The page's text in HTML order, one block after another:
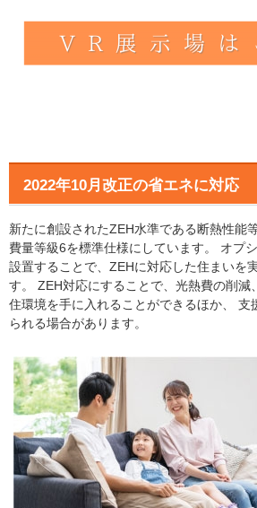
2022年10月改正の省エネに対応
新たに創設されたZEH水準である断熱性能
費量等級6を標準仕様にしています。 オプ
設置することで、ZEHに対応した住まいを
す。 ZEH対応にすることで、光熱費の削減
住環境を手に入れることができるほか、 支
られる場合があります。